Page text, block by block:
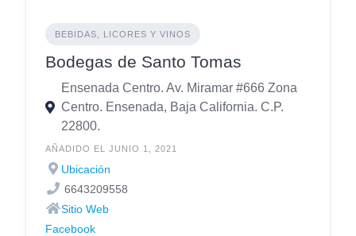
BEBIDAS, LICORES Y VINOS
Bodegas de Santo Tomas
Ensenada Centro. Av. Miramar #666 Zona
Centro. Ensenada, Baja California. C.P.
22800.
AÑADIDO EL JUNIO 1, 2021
Ubicación
6643209558
Sitio Web
Facebook